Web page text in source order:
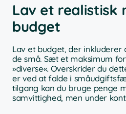
Lav et realistisk
budget
Lav et budget, der inkluderer
de små. Sæt et maksimum
»diverse«. Overskrider du
er ved at falde i
tilgang kan du bruge penge
samvittighed, men under